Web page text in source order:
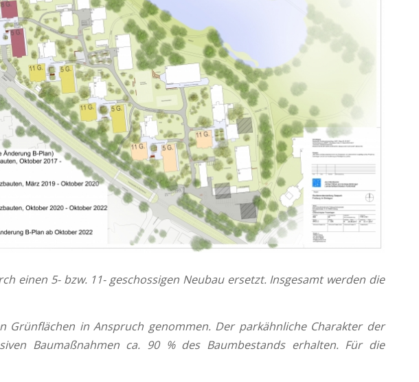
einen 5- bzw. 11- geschossigen Neubau ersetzt. Insgesamt werden die
in Anspruch genommen. Der parkähnliche Charakter der
Baumaßnahmen ca. 90 % des Baumbestands erhalten. Für die